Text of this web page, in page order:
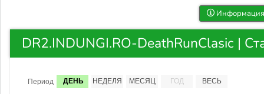
DR2.INDUNGI.RO-DeathRunClasic |
Период ДЕНЬ НЕДЕЛЯ МЕСЯЦ ГОД ВЕСЬ